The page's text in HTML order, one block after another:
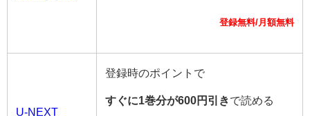
登録無料/月額無料
U-NEXT
登録時のポイントで
すぐに1巻分が600円引きで読める